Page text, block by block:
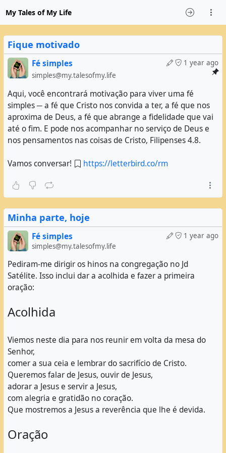
My Tales of My Life
Fique motivado
1 year ago
Fé simples
simples@my.talesofmy.life
Aqui, você encontrará motivação para viver uma fé
simples ─ a fé que Cristo nos convida a ter, a fé que nos
aproxima de Deus, a fé que abrange a fidelidade que vai
até o fim. E pode nos acompanhar no serviço de Deus e
nos pensamentos nas coisas de Cristo, Filipenses 4.8.
Vamos conversar! https://letterbird.co/rm
Minha parte, hoje
1 year ago
Fé simples
simples@my.talesofmy.life
Pediram-me dirigir os hinos na congregação no Jd
Satélite. Isso inclui dar a acolhida e fazer a primeira
oração:
Acolhida
Viemos neste dia para nos reunir em volta da mesa do
Senhor,
comer a sua ceia e lembrar do sacrifício de Cristo.
Queremos falar de Jesus, ouvir de Jesus,
adorar a Jesus e servir a Jesus,
com alegria e gratidão no coração.
Que mostremos a Jesus a reverência que lhe é devida.
Oração